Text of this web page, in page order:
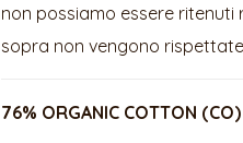
non possiamo essere ritenuti
sopra non vengono
76% ORGANIC COTTON